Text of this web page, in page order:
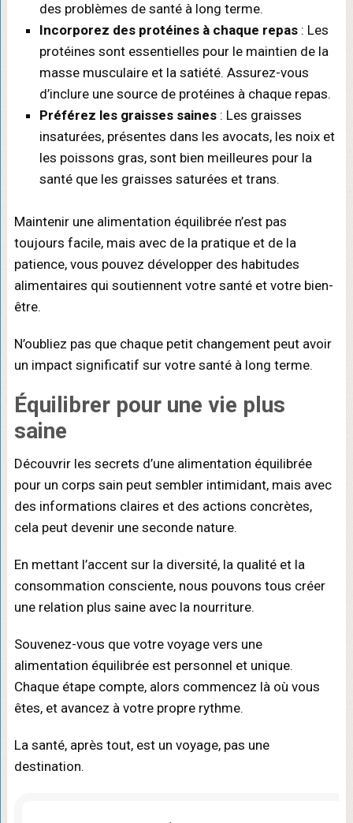
des problèmes de santé à long terme.
Incorporez des protéines à chaque repas: Les
protéines sont essentielles pour le maintien de la
masse musculaire et la satiété. Assurez-vous
d’inclure une source de protéines à chaque repas.
Préférez les graisses saines: Les graisses
insaturées, présentes dans les avocats, les noix et
les poissons gras, sont bien meilleures pour la
santé que les graisses saturées et trans.
Maintenir une alimentation équilibrée n’est pas
toujours facile, mais avec de la pratique et de la
patience, vous pouvez développer des habitudes
alimentaires qui soutiennent votre santé et votre bien-
être.
N’oubliez pas que chaque petit changement peut avoir
un impact significatif sur votre santé à long terme.
Équilibrer pour une vie plus
saine
Découvrir les secrets d’une alimentation équilibrée
pour un corps sain peut sembler intimidant, mais avec
des informations claires et des actions concrètes,
cela peut devenir une seconde nature.
En mettant l’accent sur la diversité, la qualité et la
consommation consciente, nous pouvons tous créer
une relation plus saine avec la nourriture.
Souvenez-vous que votre voyage vers une
alimentation équilibrée est personnel et unique.
Chaque étape compte, alors commencez là où vous
êtes, et avancez à votre propre rythme.
La santé, après tout, est un voyage, pas une
destination.